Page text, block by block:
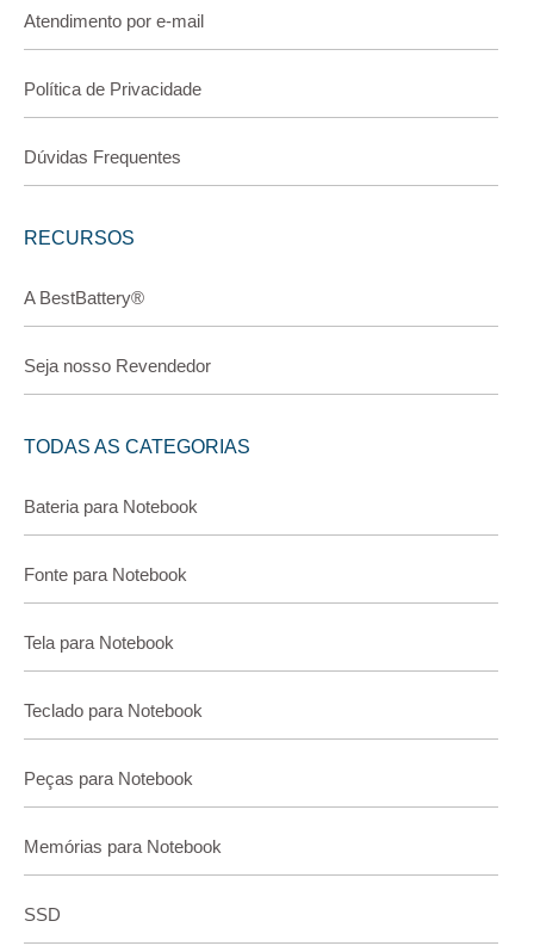
Atendimento por e-mail
Política de Privacidade
Dúvidas Frequentes
RECURSOS
A BestBattery®
Seja nosso Revendedor
TODAS AS CATEGORIAS
Bateria para Notebook
Fonte para Notebook
Tela para Notebook
Teclado para Notebook
Peças para Notebook
Memórias para Notebook
SSD